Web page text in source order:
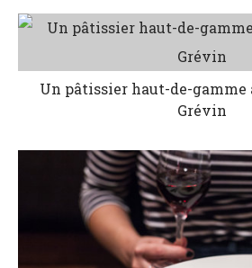
Un pâtissier haut-de-gamme
Grévin